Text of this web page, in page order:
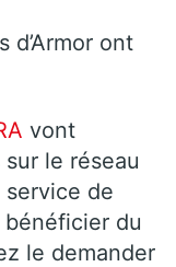
d’Armor ont
vont
le réseau
de
du
le demander